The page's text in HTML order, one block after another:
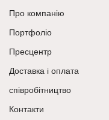
Про компанію
Портфоліо
Пресцентр
Доставка і оплата
співробітництво
Контакти